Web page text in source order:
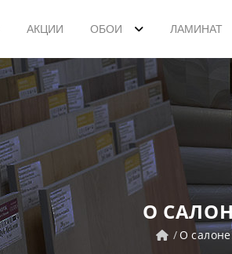
АКЦИИ ОБОИ ЛАМИНАТ
О
О салоне